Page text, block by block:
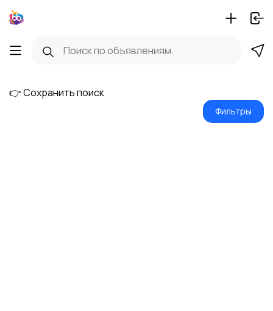
👉 Сохранить поиск
Фильтры